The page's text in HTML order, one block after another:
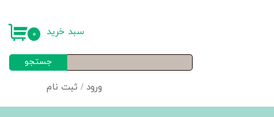
ورود / ثبت نام
خروج از حساب کاربری
جستجو
۰ سبد خرید